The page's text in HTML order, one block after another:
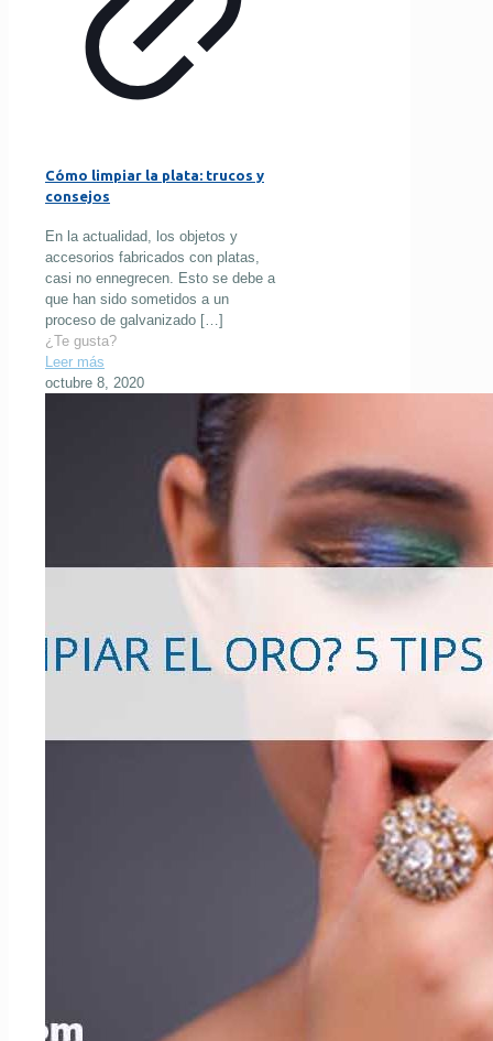
Cómo limpiar la plata: trucos y
consejos
En la actualidad, los objetos y
accesorios fabricados con platas,
casi no ennegrecen. Esto se debe a
que han sido sometidos a un
proceso de galvanizado […]
¿Te gusta?
Leer más
octubre 8, 2020